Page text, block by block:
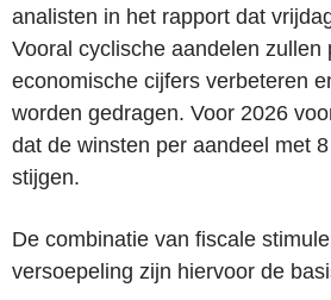
analisten in het rapport dat
Vooral cyclische aandelen zullen
economische cijfers verbeteren
worden gedragen. Voor 2026
dat de winsten per aandeel met
stijgen.
De combinatie van fiscale
versoepeling zijn hiervoor de